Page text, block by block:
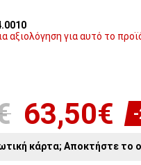
αξιολόγηση για αυτό το
63,50€
κάρτα; Αποκτήστε το